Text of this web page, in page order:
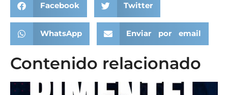
Facebook Twitter
WhatsApp Enviar por email
Contenido relacionado